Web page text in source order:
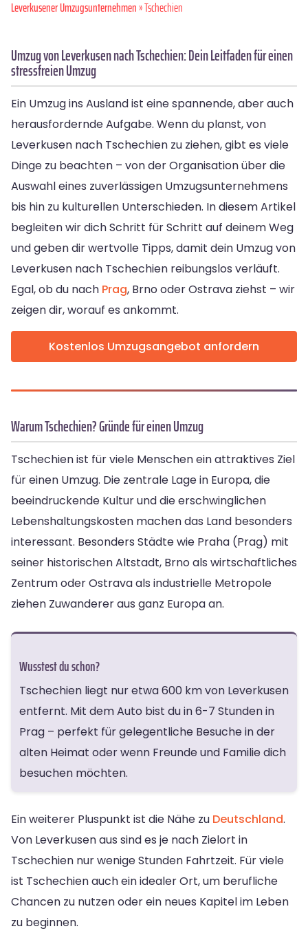
Leverkusener Umzugsunternehmen» Tschechien
Umzug von Leverkusen nach Tschechien: Dein Leitfaden für einen
stressfreien Umzug
Ein Umzug ins Ausland ist eine spannende, aber auch
herausfordernde Aufgabe. Wenn du planst, von
Leverkusen nach Tschechien zu ziehen, gibt es viele
Dinge zu beachten – von der Organisation über die
Auswahl eines zuverlässigen Umzugsunternehmens
bis hin zu kulturellen Unterschieden. In diesem Artikel
begleiten wir dich Schritt für Schritt auf deinem Weg
und geben dir wertvolle Tipps, damit dein Umzug von
Leverkusen nach Tschechien reibungslos verläuft.
Egal, ob du nach Prag, Brno oder Ostrava ziehst – wir
zeigen dir, worauf es ankommt.
Kostenlos Umzugsangebot anfordern
Warum Tschechien? Gründe für einen Umzug
Tschechien ist für viele Menschen ein attraktives Ziel
für einen Umzug. Die zentrale Lage in Europa, die
beeindruckende Kultur und die erschwinglichen
Lebenshaltungskosten machen das Land besonders
interessant. Besonders Städte wie Praha (Prag) mit
seiner historischen Altstadt, Brno als wirtschaftliches
Zentrum oder Ostrava als industrielle Metropole
ziehen Zuwanderer aus ganz Europa an.
Wusstest du schon?
Tschechien liegt nur etwa 600 km von Leverkusen
entfernt. Mit dem Auto bist du in 6-7 Stunden in
Prag – perfekt für gelegentliche Besuche in der
alten Heimat oder wenn Freunde und Familie dich
besuchen möchten.
Ein weiterer Pluspunkt ist die Nähe zu Deutschland.
Von Leverkusen aus sind es je nach Zielort in
Tschechien nur wenige Stunden Fahrtzeit. Für viele
ist Tschechien auch ein idealer Ort, um berufliche
Chancen zu nutzen oder ein neues Kapitel im Leben
zu beginnen.